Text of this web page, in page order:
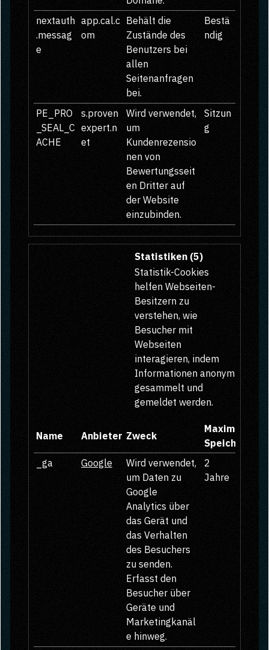
nextauth
.messag
e
app.cal.c
om
Behält die
Zustände des
Benutzers bei
allen
Seitenanfragen
bei.
Bestä
ndig
PE_PRO
_SEAL_C
ACHE
s.proven
expert.n
et
Wird verwendet,
um
Kundenrezensio
nen von
Bewertungsseit
en Dritter auf
der Website
einzubinden.
Sitzun
g
Statistiken (5)
Statistik-Cookies
helfen Webseiten-
Besitzern zu
verstehen, wie
Besucher mit
Webseiten
interagieren, indem
Informationen anonym
gesammelt und
gemeldet werden.
Name Anbieter Zweck
Maximale
_ga
Google
Wird verwendet,
um Daten zu
Google
Analytics über
das Gerät und
das Verhalten
des Besuchers
zu senden.
Erfasst den
Besucher über
Geräte und
Marketingkanäl
e hinweg.
2
Jahre